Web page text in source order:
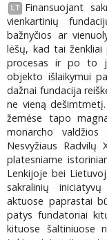
LT
Finansuojant
vienkartinių
bažnyčios ar
lėšų, kad tai
procesas ir po to
objekto išlaikymui
dažnai fundacija
ne vieną
žemėse tapo
monarcho
Nesvyžiaus Radvilų
platesniame
Lenkijoje bei
sakralinių
aktuose paprastai
patys fundatoriai
kituose šaltiniuose